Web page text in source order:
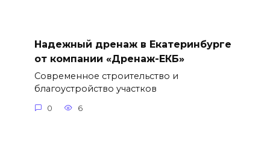
Надежный дренаж в Екатеринбурге
от компании «Дренаж-ЕКБ»
Современное строительство и
благоустройство участков
0 6